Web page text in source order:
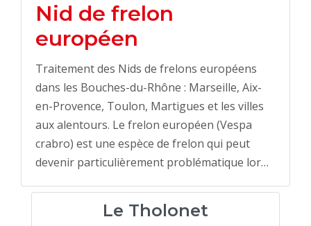
Nid de frelon
européen
Traitement des Nids de frelons européens
dans les Bouches-du-Rhône : Marseille, Aix-
en-Provence, Toulon, Martigues et les villes
aux alentours. Le frelon européen (Vespa
crabro) est une espèce de frelon qui peut
devenir particulièrement problématique lor…
Le Tholonet